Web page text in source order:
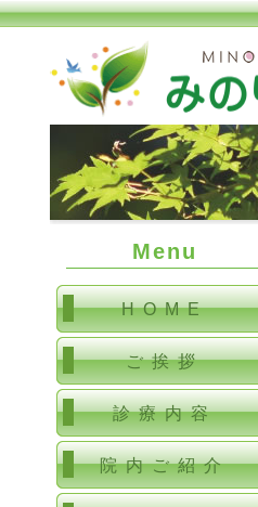
Menu
HOME
ご挨拶
診療内容
院内ご紹介